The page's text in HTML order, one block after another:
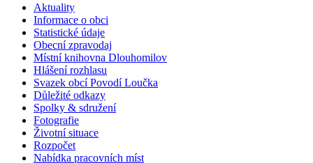
Aktuality
Informace o obci
Statistické údaje
Obecní zpravodaj
Místní knihovna Dlouhomilov
Hlášení rozhlasu
Svazek obcí Povodí Loučka
Důležité odkazy
Spolky & sdružení
Fotografie
Životní situace
Rozpočet
Nabídka pracovních míst